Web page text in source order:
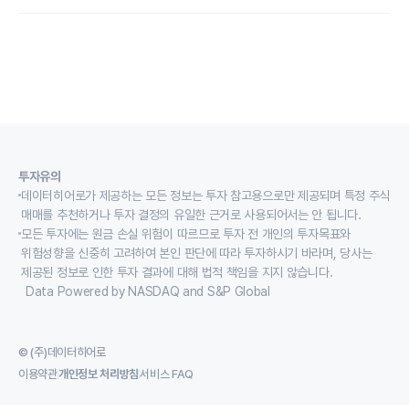
투자유의
데이터히어로가 제공하는 모든 정보는 투자 참고용으로만 제공되며 특정 주식
매매를 추천하거나 투자 결정의 유일한 근거로 사용되어서는 안 됩니다.
모든 투자에는 원금 손실 위험이 따르므로 투자 전 개인의 투자목표와
위험성향을 신중히 고려하여 본인 판단에 따라 투자하시기 바라며, 당사는
제공된 정보로 인한 투자 결과에 대해 법적 책임을 지지 않습니다.
Data Powered by NASDAQ and S&P Global
© (주)데이터히어로
이용약관개인정보 처리방침서비스 FAQ